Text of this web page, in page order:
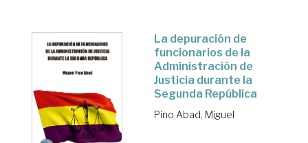
La depuración de
funcionarios de la
Administración de
Justicia durante la
Segunda República
Pino Abad, Miguel